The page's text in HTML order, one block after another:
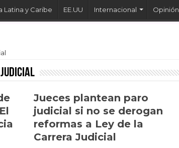
Latina y Caribe EE.UU Internacional Opinión
Jueces plantean paro
judicial si no se derogan
reformas a Ley de la
Carrera Judicial